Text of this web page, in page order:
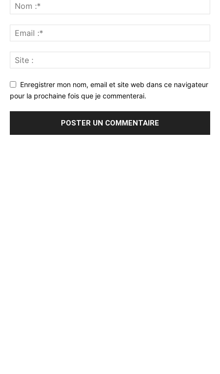
Enregistrer mon nom, email et site web dans ce navigateur
pour la prochaine fois que je commenterai.